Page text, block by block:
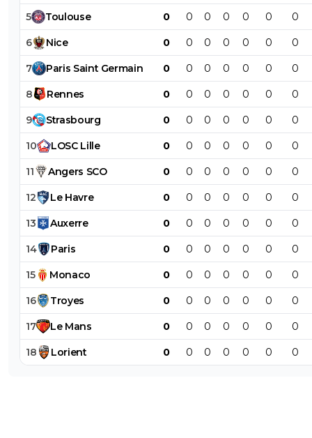
5 Toulouse 0 0 0 0 0 0 0
6 Nice 0 0 0 0 0 0 0
7 Paris Saint Germain 0 0 0 0 0 0 0
8 Rennes 0 0 0 0 0 0 0
9 Strasbourg 0 0 0 0 0 0 0
10 LOSC Lille 0 0 0 0 0 0 0
11 Angers SCO 0 0 0 0 0 0 0
12 Le Havre 0 0 0 0 0 0 0
13 Auxerre 0 0 0 0 0 0 0
14 Paris 0 0 0 0 0 0 0
15 Monaco 0 0 0 0 0 0 0
16 Troyes 0 0 0 0 0 0 0
17 Le Mans 0 0 0 0 0 0 0
18 Lorient 0 0 0 0 0 0 0